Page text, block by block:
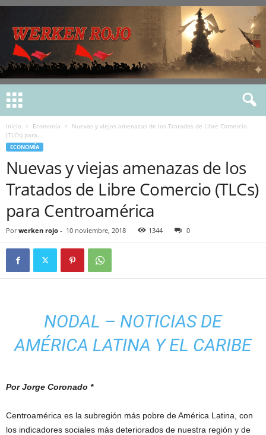
Inicio Economía
Nuevas y viejas amenazas de los Tratados de Libre Comercio
(TLCs) para...
ECONOMÍA
Nuevas y viejas amenazas de los
Tratados de Libre Comercio (TLCs)
para Centroamérica
Por werken rojo - 10 noviembre, 2018 1344 0
NODAL – NOTICIAS DE
AMÉRICA LATINA Y EL CARIBE
Por Jorge Coronado *
Centroamérica es la subregión más pobre de América Latina, con
los indicadores sociales más deteriorados de nuestra región y de